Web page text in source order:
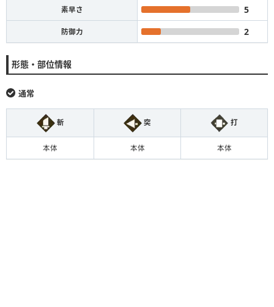
素早さ 5
防御力 2
形態・部位情報
通常
斬 突 打
本体 本体 本体